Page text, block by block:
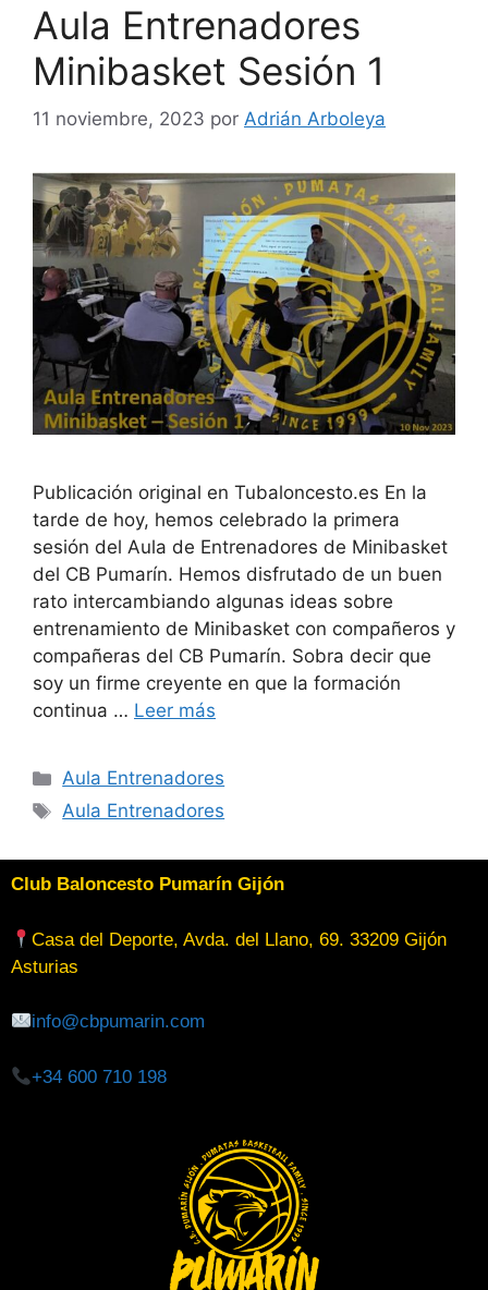
Aula Entrenadores
Minibasket Sesión 1
11 noviembre, 2023 por Adrián Arboleya
Publicación original en Tubaloncesto.es En la
tarde de hoy, hemos celebrado la primera
sesión del Aula de Entrenadores de Minibasket
del CB Pumarín. Hemos disfrutado de un buen
rato intercambiando algunas ideas sobre
entrenamiento de Minibasket con compañeros y
compañeras del CB Pumarín. Sobra decir que
soy un firme creyente en que la formación
continua … Leer más
Aula Entrenadores
Aula Entrenadores
Club Baloncesto Pumarín Gijón
Casa del Deporte, Avda. del Llano, 69. 33209 Gijón
Asturias
info@cbpumarin.com
+34 600 710 198